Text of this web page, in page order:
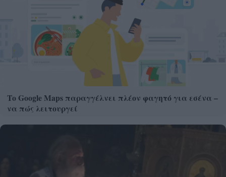
Το Google Maps παραγγέλνει πλέον φαγητό για εσένα –
να πώς λειτουργεί